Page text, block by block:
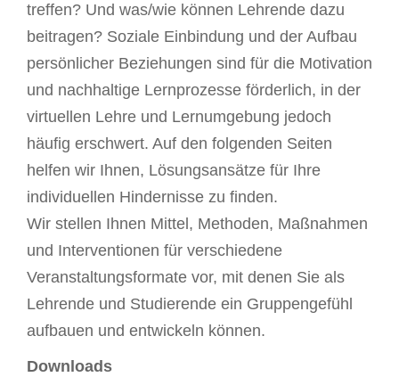
treffen? Und was/wie können Lehrende dazu
beitragen? Soziale Einbindung und der Aufbau
persönlicher Beziehungen sind für die Motivation
und nachhaltige Lernprozesse förderlich, in der
virtuellen Lehre und Lernumgebung jedoch
häufig erschwert. Auf den folgenden Seiten
helfen wir Ihnen, Lösungsansätze für Ihre
individuellen Hindernisse zu finden.
Wir stellen Ihnen Mittel, Methoden, Maßnahmen
und Interventionen für verschiedene
Veranstaltungsformate vor, mit denen Sie als
Lehrende und Studierende ein Gruppengefühl
aufbauen und entwickeln können.
Downloads